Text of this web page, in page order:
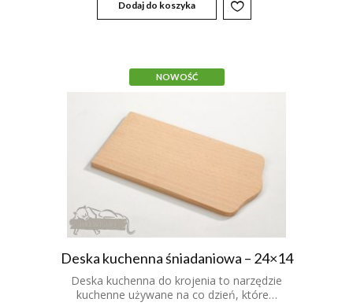
Dodaj do koszyka
NOWOŚĆ
Deska kuchenna śniadaniowa – 24×14
Deska kuchenna do krojenia to narzędzie
kuchenne używane na co dzień, które…